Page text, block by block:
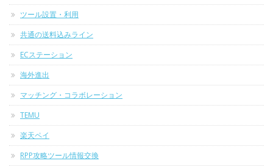
ツール設置・利用
共通の送料込みライン
ECステーション
海外進出
マッチング・コラボレーション
TEMU
楽天ペイ
RPP攻略ツール情報交換